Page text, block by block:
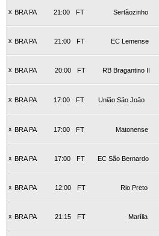
x BRA PA FT
21:00 Sertãozinho
x BRA PA FT
21:00 EC Lemense
x BRA PA FT
20:00 RB Bragantino II
x BRA PA FT
17:00 União São João
x BRA PA FT
17:00 Matonense
x BRA PA FT
17:00 EC São Bernardo
x BRA PA FT
12:00 Rio Preto
x BRA PA FT
21:15 Marília